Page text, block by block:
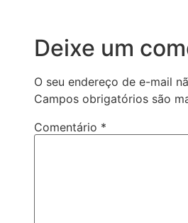
Deixe um
O seu endereço de e-mail
Campos obrigatórios são
Comentário *